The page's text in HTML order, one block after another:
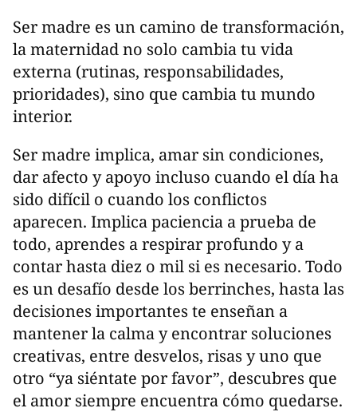
Ser madre es un camino de transformación,
la maternidad no solo cambia tu vida
externa (rutinas, responsabilidades,
prioridades), sino que cambia tu mundo
interior.
Ser madre implica, amar sin condiciones,
dar afecto y apoyo incluso cuando el día ha
sido difícil o cuando los conflictos
aparecen. Implica paciencia a prueba de
todo, aprendes a respirar profundo y a
contar hasta diez o mil si es necesario. Todo
es un desafío desde los berrinches, hasta las
decisiones importantes te enseñan a
mantener la calma y encontrar soluciones
creativas, entre desvelos, risas y uno que
otro “ya siéntate por favor”, descubres que
el amor siempre encuentra cómo quedarse.